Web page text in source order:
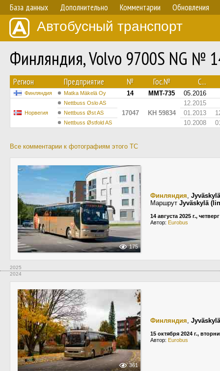
База данных Дополнительно Комментарии Обновления
Автобусный транспорт
Финляндия, Volvo 9700S NG №
Регион Предприятие № Гос.№ С...
Финляндия Matka Mäkelä Oy 14 MMT-735 05.2016
Норвегия
Nettbuss Oslo AS
17047 KH 59834
12.2015
Nettbuss Øst AS 01.2013
Nettbuss Østfold AS 10.2008
Все комментарии к фотографиям этого ТС
175
Финляндия, Jyväskylä
Маршрут Jyväskylä
14 августа 2025 г., четверг
Автор: Eurobus
2025
2024
361
Финляндия, Jyväskylä
15 октября 2024 г.,
Автор: Eurobus